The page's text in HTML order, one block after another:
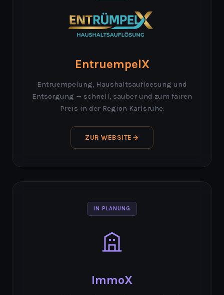
EntruempelX
Entruempelung, Haushaltsaufloesung und
Entsorgung — schnell, sauber und zum fairen
Preis in der Region Karlsruhe.
ZUR WEBSITE
IN PLANUNG
ImmoX